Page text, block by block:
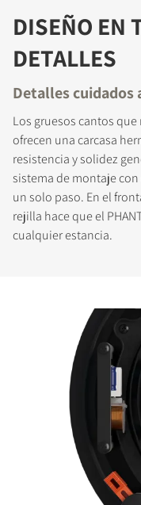
DISEÑO EN
DETALLES
Detalles cuidados
Los gruesos cantos que
ofrecen una carcasa
resistencia y solidez
sistema de montaje
un solo paso. En el
rejilla hace que el
cualquier estancia.